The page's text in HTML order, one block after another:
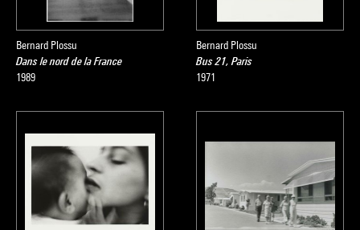
Bernard Plossu
Dans le nord de la France
1989
Bernard Plossu
Bus 21, Paris
1971